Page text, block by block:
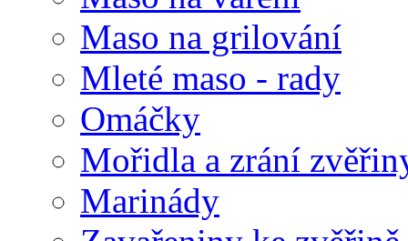
Maso na grilování
Mleté maso - rady
Omáčky
Mořidla a zrání
Marinády